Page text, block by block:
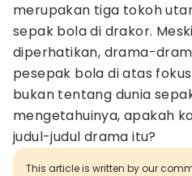
merupakan tiga tokoh
sepak bola di drakor.
diperhatikan, drama-
pesepak bola di atas
bukan tentang dunia
mengetahuinya, apakah
judul-judul drama itu?
This article is written by our